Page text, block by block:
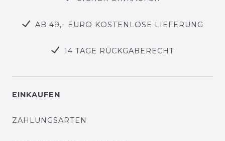
AB 49,- EURO KOSTENLOSE LIEFERUNG
14 TAGE RÜCKGABERECHT
EINKAUFEN
ZAHLUNGSARTEN